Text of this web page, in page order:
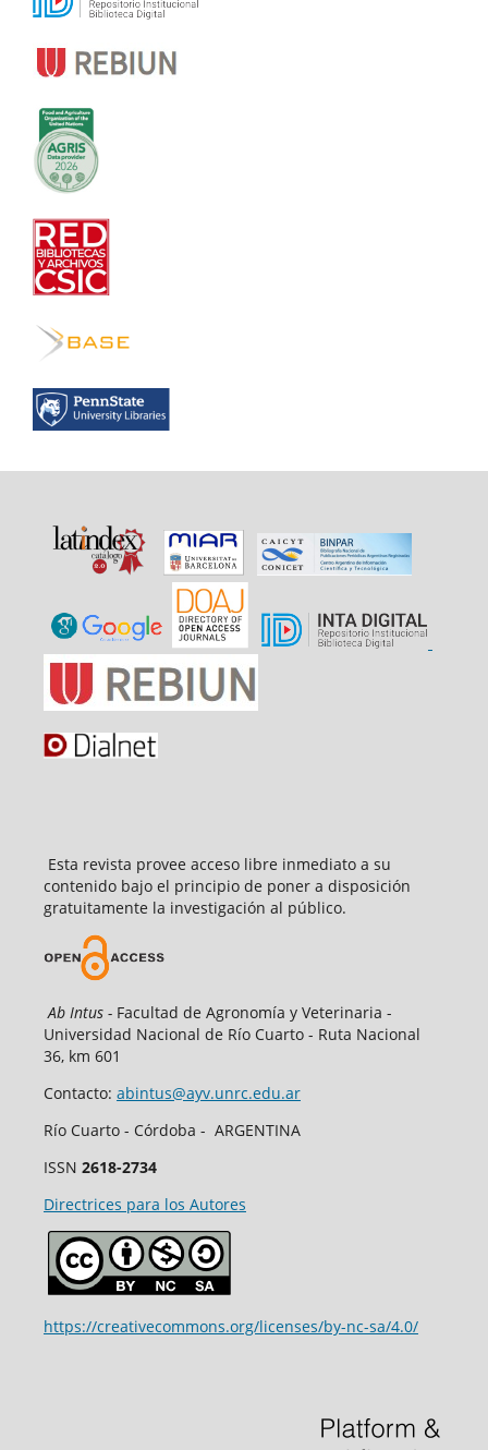
Esta revista provee acceso libre inmediato a su
contenido bajo el principio de poner a disposición
gratuitamente la investigación al público.
Ab Intus -Facultad de Agronomía y Veterinaria -
Universidad Nacional de Río Cuarto - Ruta Nacional
36, km 601
Contacto: abintus@ayv.unrc.edu.ar
Río Cuarto - Córdoba - ARGENTINA
ISSN 2618-2734
Directrices para los Autores
https://creativecommons.org/licenses/by-nc-sa/4.0/